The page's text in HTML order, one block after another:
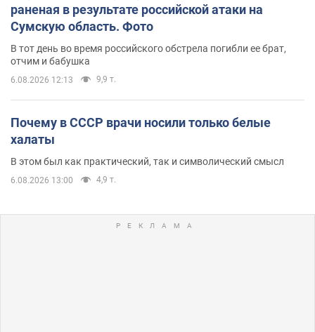
раненая в результате российской атаки на
Сумскую область. Фото
В тот день во время российского обстрела погибли ее брат,
отчим и бабушка
6.08.2026 12:13 9,9 т.
Почему в СССР врачи носили только белые
халаты
В этом был как практический, так и символический смысл
6.08.2026 13:00 4,9 т.